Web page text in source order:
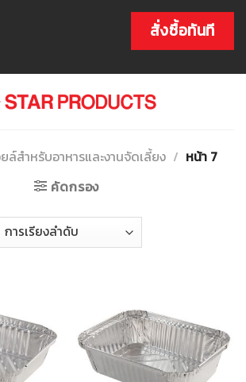
สั่งซื้อทันที
ล์สำหรับอาหารและงานจัดเลี้ยง / หน้า 7
คัดกรอง